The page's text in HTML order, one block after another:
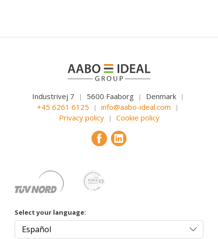
Industrivej 7 | 5600 Faaborg | Denmark |
+45 6261 6125 | info@aabo-ideal.com |
Privacy policy | Cookie policy
Select your language: